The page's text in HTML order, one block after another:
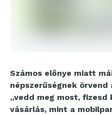
Számos előnye miatt
népszerűségnek
„vedd meg most,
vásárlás, mint a